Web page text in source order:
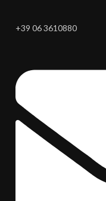
+39 06 3610880